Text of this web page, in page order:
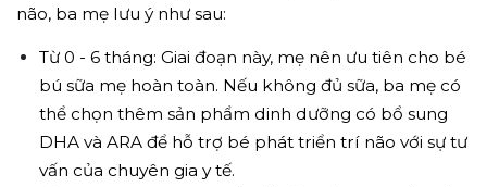
não, ba mẹ lưu ý như sau:
Từ 0 - 6 tháng: Giai đoạn này, mẹ nên ưu tiên cho bé
bú sữa mẹ hoàn toàn. Nếu không đủ sữa, ba mẹ có
thể chọn thêm sản phẩm dinh dưỡng có bổ sung
DHA và ARA để hỗ trợ bé phát triển trí não với sự tư
vấn của chuyên gia y tế.